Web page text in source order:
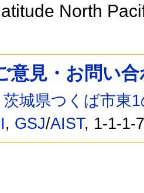
North
意見・お問い
茨城県つくば市東
, GSJ/AIST, 1-1-1-